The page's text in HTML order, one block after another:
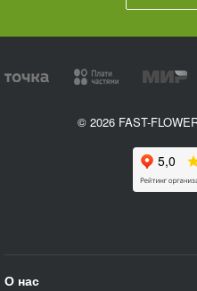
© 2026 FAST-
О нас